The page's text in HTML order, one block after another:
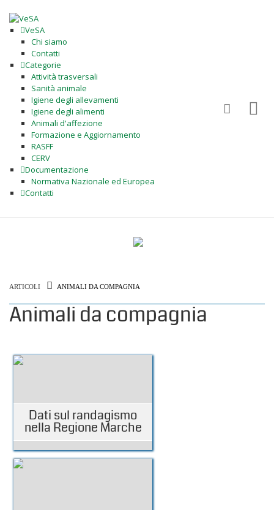
VeSA
Chi siamo
Contatti
Categorie
Attività trasversali
Sanità animale
Igiene degli allevamenti
Igiene degli alimenti
Animali d'affezione
Formazione e Aggiornamento
RASFF
CERV
Documentazione
Normativa Nazionale ed Europea
Contatti
ARTICOLI ANIMALI DA COMPAGNIA
Animali da compagnia
Dati sul randagismo
nella Regione Marche